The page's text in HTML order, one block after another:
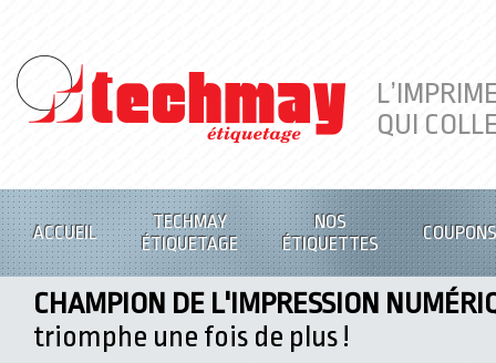
QUI
ACCUEIL
TECHMAY
ÉTIQUETAGE
NOS
ÉTIQUETTES
COUPONS
CHAMPION DE L'IMPRESSION
triomphe une fois de plus !